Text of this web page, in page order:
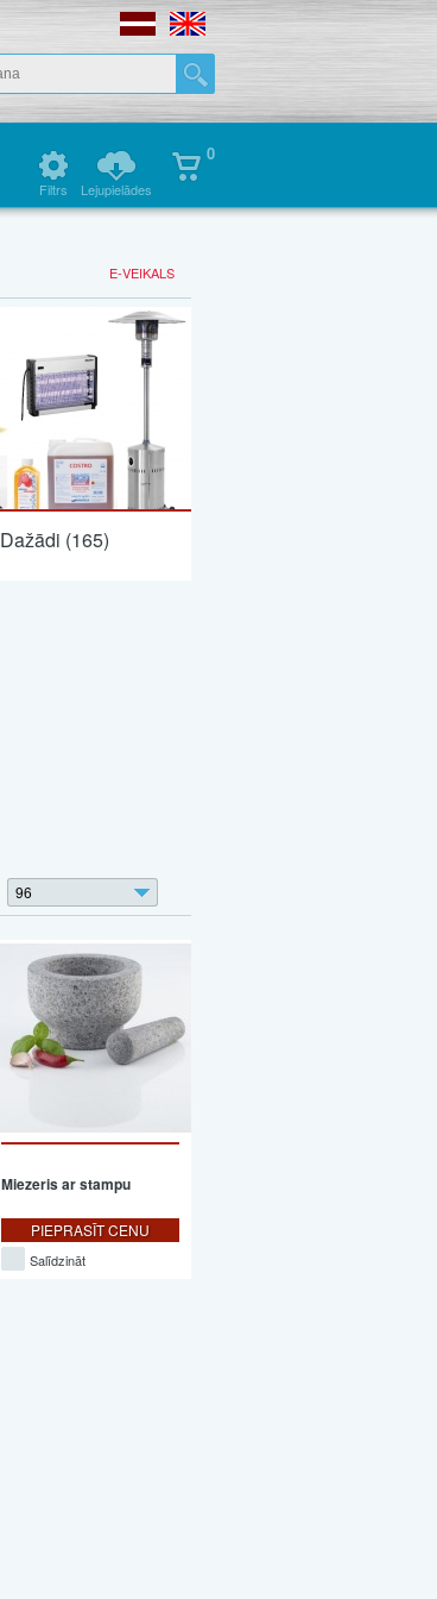
0
Lejupielādes
Filtrs
E-VEIKALS
Dažādi (165)
96
Miezeris ar stampu
PIEPRASĪT CENU
Salīdzināt